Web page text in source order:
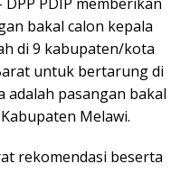
bakal calon kepala
di 9 kabupaten/kota
untuk bertarung di
adalah pasangan bakal
Melawi.
rekomendasi beserta